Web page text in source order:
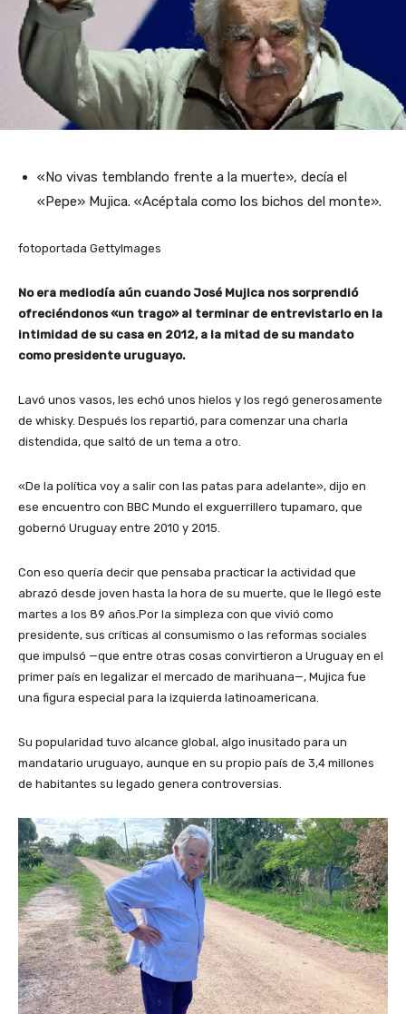
«No vivas temblando frente a la muerte», decía el
«Pepe» Mujica. «Acéptala como los bichos del monte».
fotoportada GettyImages
No era mediodía aún cuando José Mujica nos sorprendió
ofreciéndonos «un trago» al terminar de entrevistarlo en la
intimidad de su casa en 2012, a la mitad de su mandato
como presidente uruguayo.
Lavó unos vasos, les echó unos hielos y los regó generosamente
de whisky. Después los repartió, para comenzar una charla
distendida, que saltó de un tema a otro.
«De la política voy a salir con las patas para adelante», dijo en
ese encuentro con BBC Mundo el exguerrillero tupamaro, que
gobernó Uruguay entre 2010 y 2015.
Con eso quería decir que pensaba practicar la actividad que
abrazó desde joven hasta la hora de su muerte, que le llegó este
martes a los 89 años.Por la simpleza con que vivió como
presidente, sus críticas al consumismo o las reformas sociales
que impulsó —que entre otras cosas convirtieron a Uruguay en el
primer país en legalizar el mercado de marihuana—, Mujica fue
una figura especial para la izquierda latinoamericana.
Su popularidad tuvo alcance global, algo inusitado para un
mandatario uruguayo, aunque en su propio país de 3,4 millones
de habitantes su legado genera controversias.